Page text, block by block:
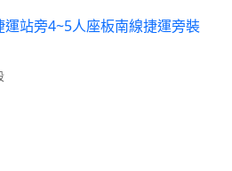
站旁4~5人座板南線捷運旁裝